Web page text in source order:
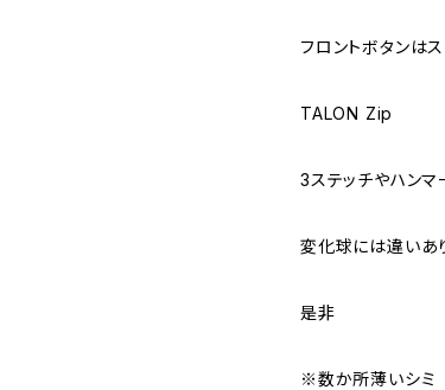
フロントボタンは
TALON Zip
3ステッチやハンマ
変化球には違いあ
是非
※数か所薄いシミ